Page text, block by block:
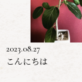
2023.08.27
こんにちは